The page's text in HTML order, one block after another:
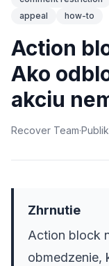
appeal
how-to
Action
Ako
akciu
Recover Team·
Zhrnutie
Action block
obmedzenie,